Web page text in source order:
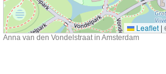
Leaflet |
Anna van den Vondelstraat in Amsterdam